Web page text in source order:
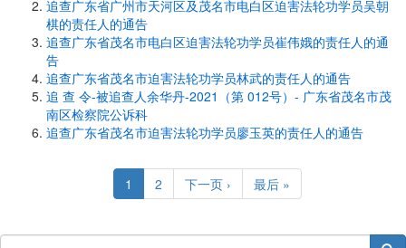
追查广东省广州市天河区及茂名市电白区迫害法轮功学员吴朝
棋的责任人的通告
追查广东省茂名市电白区迫害法轮功学员崔伟娥的责任人的通
告
追查广东省茂名市迫害法轮功学员林武的责任人的通告
追 查 令-被追查人余华丹-2021（第 012号）- 广东省茂名市茂
南区检察院公诉科
追查广东省茂名市迫害法轮功学员廖玉英的责任人的通告
Current
page
1 Page
2
Next
page
下一页 ›
Last
page
最后 »